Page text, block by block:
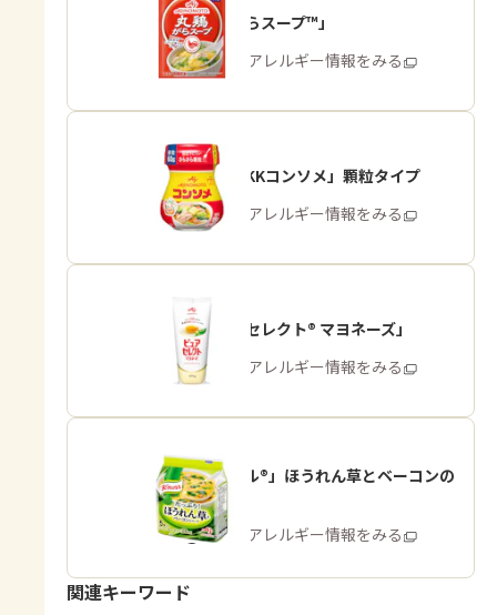
「丸鶏がらスープ™」
商品・アレルギー情報をみる
「味の素KKコンソメ」顆粒タイプ
商品・アレルギー情報をみる
「ピュアセレクト® マヨネーズ」
商品・アレルギー情報をみる
「クノール®」ほうれん草とベーコンの
スープ
商品・アレルギー情報をみる
関連キーワード